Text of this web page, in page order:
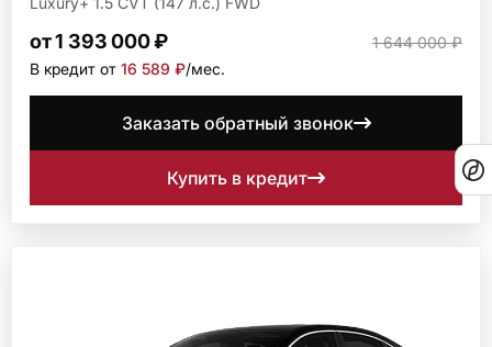
от 1 393 000 ₽
1 644 000 ₽
В кредит от 16 589 ₽/мec.
Заказать обратный звонок
Купить в кредит